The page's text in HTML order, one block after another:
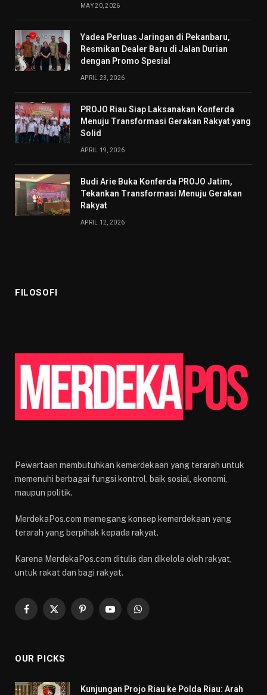
MAY 20, 2026
Yadea Perluas Jaringan di Pekanbaru,
Resmikan Dealer Baru di Jalan Durian
dengan Promo Spesial
APRIL 23, 2026
PROJO Riau Siap Laksanakan Konferda
Menuju Transformasi Gerakan Rakyat yang
Solid
APRIL 19, 2026
Budi Arie Buka Konferda PROJO Jatim,
Tekankan Transformasi Menuju Gerakan
Rakyat
APRIL 12, 2026
FILOSOFI
Pewartaan membutuhkan kemerdekaan yang terarah untuk
memenuhi berbagai fungsi kontrol, baik sosial, ekonomi,
maupun politik.
MerdekaPos.com memegang konsep kemerdekaan yang
terarah yang berpihak kepada rakyat.
Karena MerdekaPos.com ditulis dan dikelola oleh rakyat,
untuk rakat dan bagi rakyat.
Facebook
X
PinterestYouTubeWhatsApp
OUR PICKS
Kunjungan Projo Riau ke Polda Riau: Arah